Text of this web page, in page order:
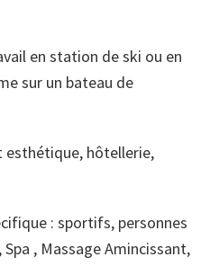
en station de ski ou en
sur un bateau de
esthétique, hôtellerie,
: sportifs, personnes
, Massage Amincissant,